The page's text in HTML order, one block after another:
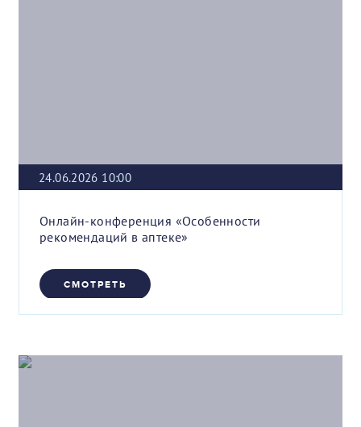
24.06.2026 10:00
Онлайн-конференция «Особенности
рекомендаций в аптеке»
СМОТРЕТЬ